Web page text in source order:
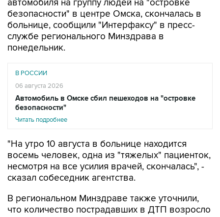
больнице, сообщили "Интерфаксу" в пресс-
службе регионального Минздрава в
понедельник.
В РОССИИ
Автомобиль в Омске сбил пешеходов на "островке
безопасности"
Читать подробнее
"На утро 10 августа в больнице находится
несмотря на все усилия врачей, скончалась", -
сказал собеседник агентства.
В региональном Минздраве также уточнили,
до девяти человек - к врачам после ухудшения
самочувствия обратилась еще одна женщина,